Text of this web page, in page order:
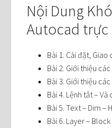
Nội Dung
Autocad trực
Bài 1. Cài đặt, Giao
Bài 2. Giới thiệu
Bài 3. Giới thiệu
Bài 4. Lệnh tắt –
Bài 5. Text – Dim –
Bài 6. Layer – Block